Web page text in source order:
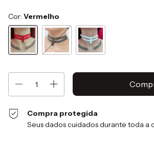
Cor: Vermelho
Compra protegida
Seus dados cuidados durante toda a